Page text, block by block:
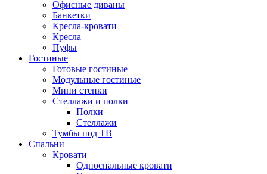
Офисные диваны
Банкетки
Кресла-кровати
Кресла
Пуфы
Гостиные
Готовые гостиные
Модульные гостиные
Мини стенки
Стеллажи и полки
Полки
Стеллажи
Тумбы под ТВ
Спальни
Кровати
Односпальные кровати